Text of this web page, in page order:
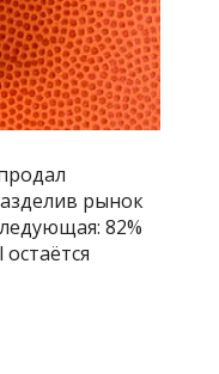
рынок
82%